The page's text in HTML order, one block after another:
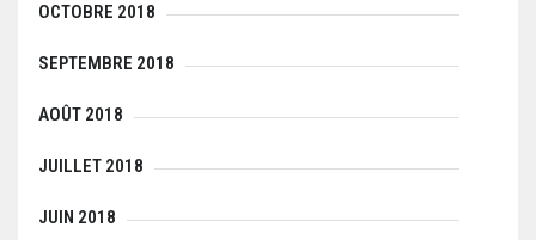
OCTOBRE 2018
SEPTEMBRE 2018
AOÛT 2018
JUILLET 2018
JUIN 2018